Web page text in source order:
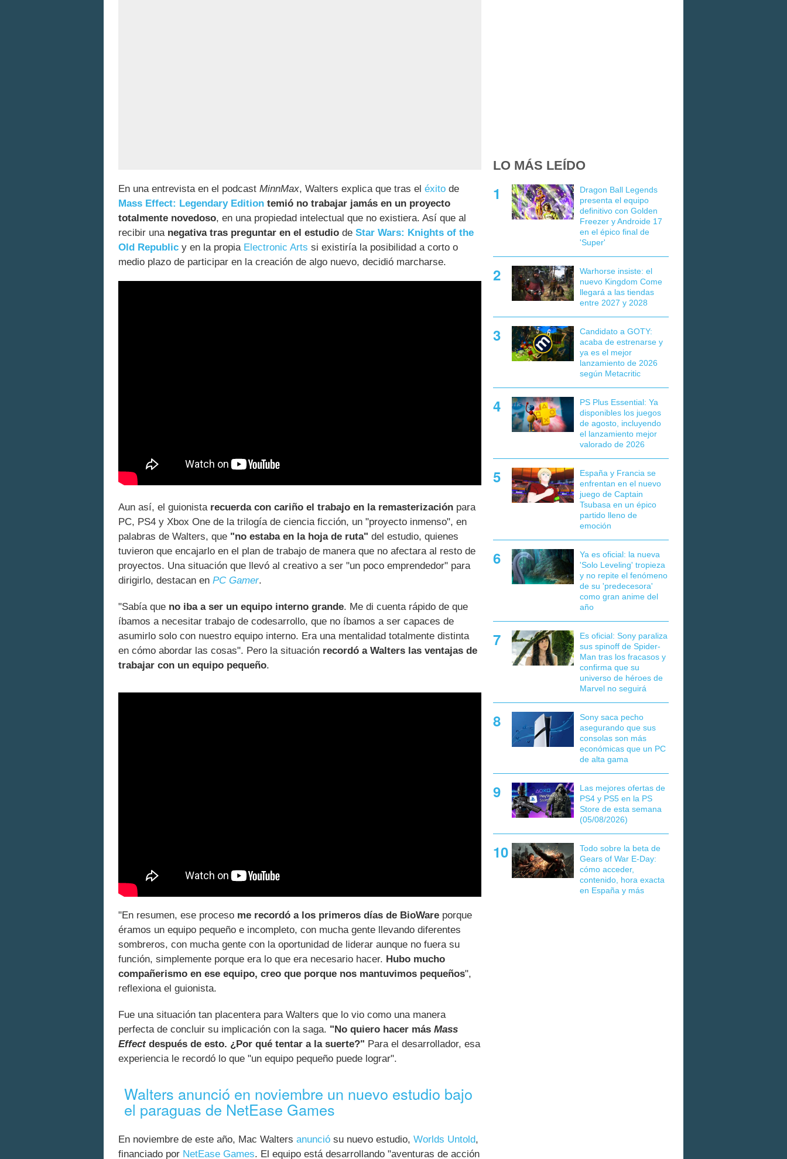
En una entrevista en el podcast MinnMax, Walters explica que tras el éxito de
Mass Effect: Legendary Edition temió no trabajar jamás en un proyecto
totalmente novedoso, en una propiedad intelectual que no existiera. Así que al
recibir una negativa tras preguntar en el estudio de Star Wars: Knights of the
Old Republic y en la propia Electronic Arts si existiría la posibilidad a corto o
medio plazo de participar en la creación de algo nuevo, decidió marcharse.
Aun así, el guionista recuerda con cariño el trabajo en la remasterización para
PC, PS4 y Xbox One de la trilogía de ciencia ficción, un "proyecto inmenso", en
palabras de Walters, que "no estaba en la hoja de ruta" del estudio, quienes
tuvieron que encajarlo en el plan de trabajo de manera que no afectara al resto de
proyectos. Una situación que llevó al creativo a ser "un poco emprendedor" para
dirigirlo, destacan en PC Gamer.
"Sabía que no iba a ser un equipo interno grande. Me di cuenta rápido de que
íbamos a necesitar trabajo de codesarrollo, que no íbamos a ser capaces de
asumirlo solo con nuestro equipo interno. Era una mentalidad totalmente distinta
en cómo abordar las cosas". Pero la situación recordó a Walters las ventajas de
trabajar con un equipo pequeño.
"En resumen, ese proceso me recordó a los primeros días de BioWare porque
éramos un equipo pequeño e incompleto, con mucha gente llevando diferentes
sombreros, con mucha gente con la oportunidad de liderar aunque no fuera su
función, simplemente porque era lo que era necesario hacer. Hubo mucho
compañerismo en ese equipo, creo que porque nos mantuvimos pequeños",
reflexiona el guionista.
Fue una situación tan placentera para Walters que lo vio como una manera
perfecta de concluir su implicación con la saga. "No quiero hacer más Mass
Effectdespués de esto. ¿Por qué tentar a la suerte?" Para el desarrollador, esa
experiencia le recordó lo que "un equipo pequeño puede lograr".
Walters anunció en noviembre un nuevo estudio bajo
el paraguas de NetEase Games
En noviembre de este año, Mac Walters anunció su nuevo estudio, Worlds Untold,
financiado por NetEase Games. El equipo está desarrollando "aventuras de acción
LO MÁS LEÍDO
Dragon Ball Legends
presenta el equipo
definitivo con Golden
Freezer y Androide 17
en el épico final de
'Super'
Warhorse insiste: el
nuevo Kingdom Come
llegará a las tiendas
entre 2027 y 2028
Candidato a GOTY:
acaba de estrenarse y
ya es el mejor
lanzamiento de 2026
según Metacritic
PS Plus Essential: Ya
disponibles los juegos
de agosto, incluyendo
el lanzamiento mejor
valorado de 2026
España y Francia se
enfrentan en el nuevo
juego de Captain
Tsubasa en un épico
partido lleno de
emoción
Ya es oficial: la nueva
'Solo Leveling' tropieza
y no repite el fenómeno
de su 'predecesora'
como gran anime del
año
Es oficial: Sony paraliza
sus spinoff de Spider-
Man tras los fracasos y
confirma que su
universo de héroes de
Marvel no seguirá
Sony saca pecho
asegurando que sus
consolas son más
económicas que un PC
de alta gama
Las mejores ofertas de
PS4 y PS5 en la PS
Store de esta semana
(05/08/2026)
Todo sobre la beta de
Gears of War E-Day:
cómo acceder,
contenido, hora exacta
en España y más